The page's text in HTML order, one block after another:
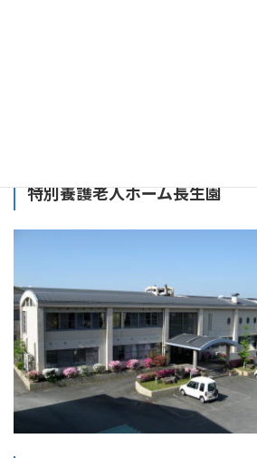
特別養護老人ホーム長生園